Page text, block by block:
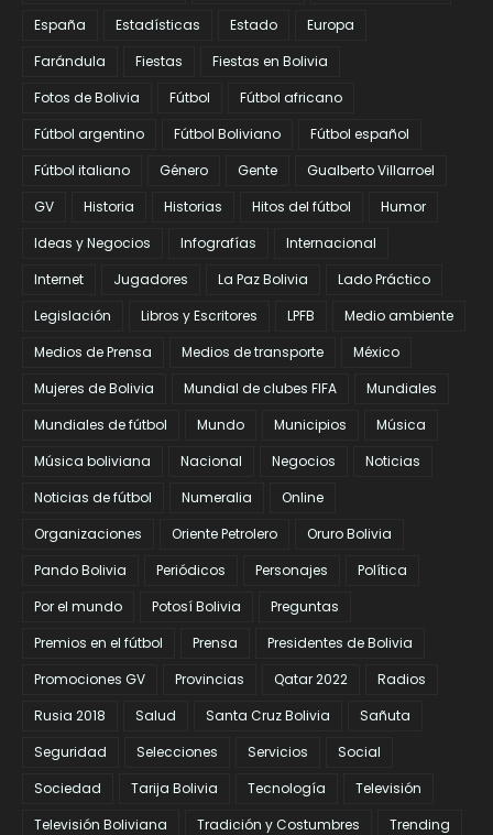
España
Estadísticas Estado
Europa
Farándula
Fiestas
Fiestas en Bolivia
Fotos de Bolivia
Fútbol
Fútbol africano
Fútbol argentino
Fútbol Boliviano
Fútbol español
Fútbol italiano
Género Gente
Gualberto Villarroel
GV
Historia Historias Hitos del fútbol
Humor
Ideas y Negocios
Infografías
Internacional
Internet
Jugadores La Paz Bolivia
Lado Práctico
Legislación
Libros y Escritores LPFB
Medio ambiente
Medios de Prensa
Medios de transporte
México
Mujeres de Bolivia
Mundial de clubes FIFA
Mundiales
Mundiales de fútbol
Mundo Municipios
Música
Música boliviana
Nacional Negocios
Noticias
Noticias de fútbol
Numeralia
Online
Organizaciones
Oriente Petrolero
Oruro Bolivia
Pando Bolivia
Periódicos Personajes
Política
Por el mundo
Potosí Bolivia
Preguntas
Premios en el fútbol
Prensa
Presidentes de Bolivia
Promociones GV
Provincias Qatar 2022
Radios
Rusia 2018
Salud Santa Cruz Bolivia
Sañuta
Seguridad
Selecciones Servicios
Social
Sociedad
Tarija Bolivia Tecnología
Televisión
Televisión Boliviana
Tradición y Costumbres Trending